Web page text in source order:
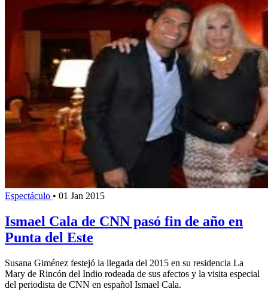
Espectáculo • 01 Jan 2015
Ismael Cala de CNN pasó fin de año en
Punta del Este
Susana Giménez festejó la llegada del 2015 en su residencia La
Mary de Rincón del Indio rodeada de sus afectos y la visita especial
del periodista de CNN en español Ismael Cala.